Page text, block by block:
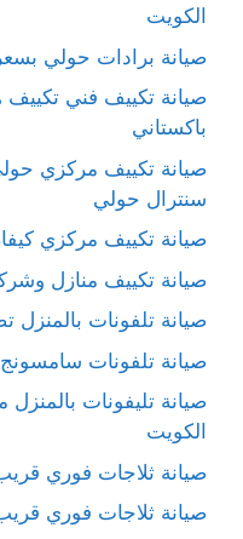
الكويت
صيانة برادات حولي
صيانة تكييف فني
باكستاني
صيانة تكييف مركزي
سنترال حولي
صيانة تكييف مركزي كيفان
صيانة تكييف منازل
صيانة تلفونات بالمنزل
صيانة تلفونات
صيانة تليفونات
الكويت
صيانة ثلاجات فوري
صيانة ثلاجات فوري